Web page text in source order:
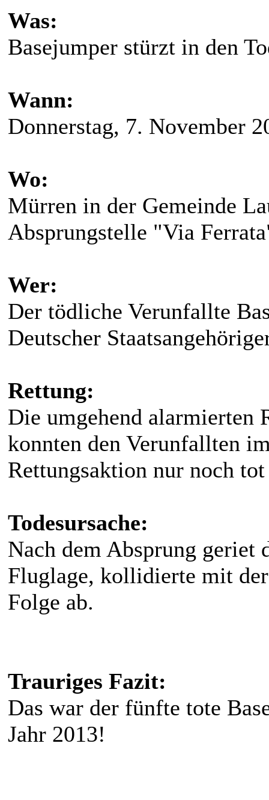
Was:
Basejumper stürzt in den
Wann:
Donnerstag, 7. November
Wo:
Mürren in der Gemeinde
Absprungstelle "Via
Wer:
Der tödliche Verunfallte
Deutscher
Rettung:
Die umgehend alarmierten
konnten den Verunfallten
Rettungsaktion nur noch tot
Todesursache:
Nach dem Absprung geriet
Fluglage, kollidierte mit
Folge ab.
Trauriges Fazit:
Das war der fünfte tote
Jahr 2013!